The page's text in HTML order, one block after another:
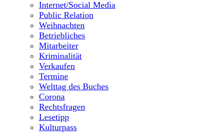
Internet/Social Media
Public Relation
Weihnachten
Betriebliches
Mitarbeiter
Kriminalität
Verkaufen
Termine
Welttag des Buches
Corona
Rechtsfragen
Lesetipp
Kulturpass